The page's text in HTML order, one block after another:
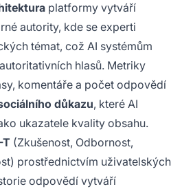
platformy vytváří
autority, kde se experti
témat, což AI systémům
hlasů. Metriky
komentáře a počet odpovědí
důkazu, které AI
ukazatele kvality obsahu.
T (Zkušenost, Odbornost,
prostřednictvím uživatelských
odpovědí vytváří